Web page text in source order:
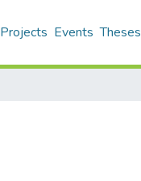
Projects Events Theses